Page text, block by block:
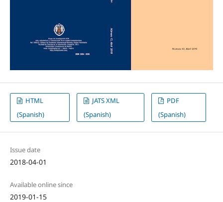
HTML
(Spanish)
JATS XML
(Spanish)
PDF
(Spanish)
Issue date
2018-04-01
Available online since
2019-01-15